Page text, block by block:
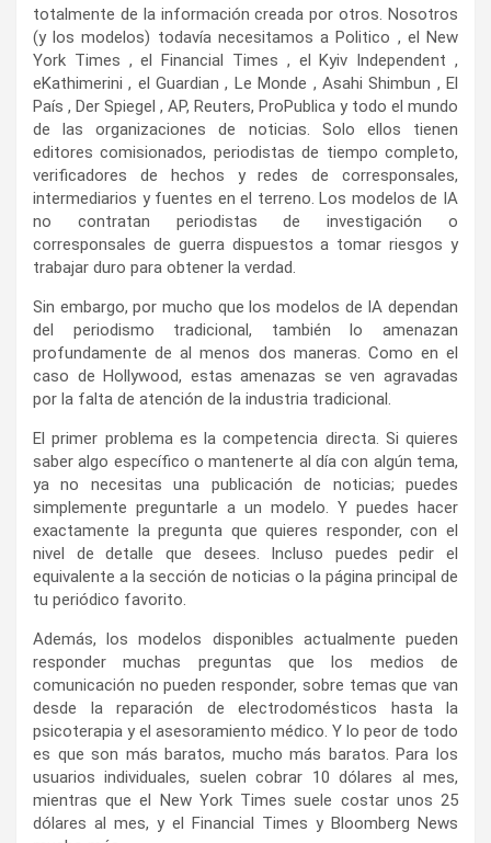
totalmente de la información creada por otros. Nosotros
(y los modelos) todavía necesitamos a Politico , el New
York Times , el Financial Times , el Kyiv Independent ,
eKathimerini , el Guardian , Le Monde , Asahi Shimbun , El
País , Der Spiegel , AP, Reuters, ProPublica y todo el mundo
de las organizaciones de noticias. Solo ellos tienen
editores comisionados, periodistas de tiempo completo,
verificadores de hechos y redes de corresponsales,
intermediarios y fuentes en el terreno. Los modelos de IA
no contratan periodistas de investigación o
corresponsales de guerra dispuestos a tomar riesgos y
trabajar duro para obtener la verdad.
Sin embargo, por mucho que los modelos de IA dependan
del periodismo tradicional, también lo amenazan
profundamente de al menos dos maneras. Como en el
caso de Hollywood, estas amenazas se ven agravadas
por la falta de atención de la industria tradicional.
El primer problema es la competencia directa. Si quieres
saber algo específico o mantenerte al día con algún tema,
ya no necesitas una publicación de noticias; puedes
simplemente preguntarle a un modelo. Y puedes hacer
exactamente la pregunta que quieres responder, con el
nivel de detalle que desees. Incluso puedes pedir el
equivalente a la sección de noticias o la página principal de
tu periódico favorito.
Además, los modelos disponibles actualmente pueden
responder muchas preguntas que los medios de
comunicación no pueden responder, sobre temas que van
desde la reparación de electrodomésticos hasta la
psicoterapia y el asesoramiento médico. Y lo peor de todo
es que son más baratos, mucho más baratos. Para los
usuarios individuales, suelen cobrar 10 dólares al mes,
mientras que el New York Times suele costar unos 25
dólares al mes, y el Financial Times y Bloomberg News